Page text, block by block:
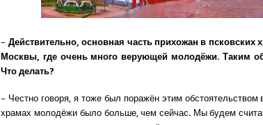
– Действительно, основная часть прихожан в
Москвы, где очень много верующей молодёжи. Таким
Что делать?
– Честно говоря, я тоже был поражён этим
храмах молодёжи было больше, чем сейчас. Мы будем